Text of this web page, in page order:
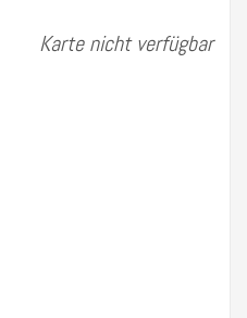
Karte nicht verfügbar